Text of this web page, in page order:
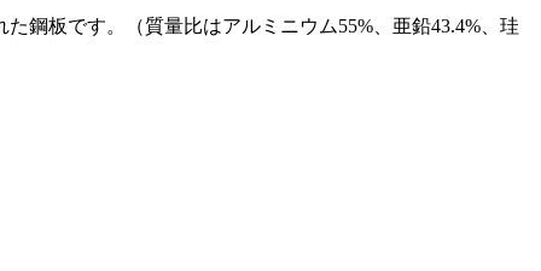
鋼板です。（質量比はアルミニウム55%、亜鉛43.4%、珪